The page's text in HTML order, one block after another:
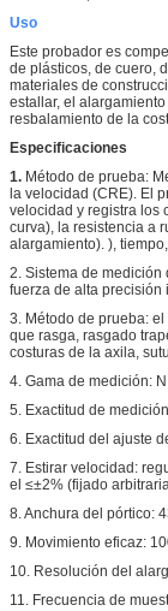
Uso
Este probador es
de plásticos, de cuero,
materiales de
estallar, el
resbalamiento de la
Especificaciones
1. Método de prueba:
la velocidad (CRE). El
velocidad y registra los
curva), la resistencia a
alargamiento). ),
2. Sistema de
fuerza de alta precisión
3. Método de prueba:
que rasga, rasgado
costuras de la axila,
4. Gama de medición:
5. Exactitud de
6. Exactitud del ajuste
7. Estirar velocidad:
el ≤±2% (fijado
8. Anchura del pórtico:
9. Movimiento eficaz:
10. Resolución del
11. Frecuencia de